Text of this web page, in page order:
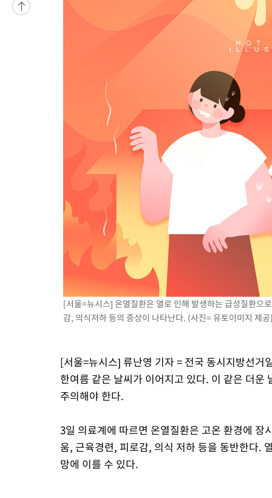
[서울=뉴시스] 온열질환은 열로 인해 발생하는 급성질환으
감, 의식저하 등의 증상이 나타난다. (사진= 유토이미지 제
[서울=뉴시스] 류난영 기자 = 전국 동시지방선거
한여름 같은 날씨가 이어지고 있다. 이 같은 더
주의해야 한다.
3일 의료계에 따르면 온열질환은 고온 환경에
움, 근육경련, 피로감, 의식 저하 등을 동반한다.
망에 이를 수 있다.